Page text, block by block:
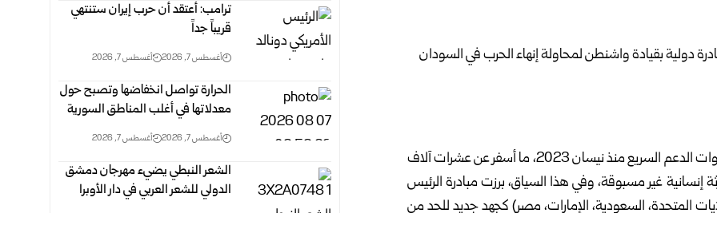
تتصاعد الأزمة في السودان مع استمرار القتال بين الجيش وقوات الدعم السريع منذ نيسان 2023، ما أسفر عن عشرات آلاف
إنسانية غير مسبوقة، وفي هذا السياق، برزت مبادرة الرئيس
المتحدة، السعودية، الإمارات، مصر) كجهد جديد للحد من
ترامب: أعتقد أن حرب إيران ستنتهي
قريباً جداً‏
أغسطس 7, 2026 أغسطس 7, 2026
الحرارة تواصل انخفاضها وتصبح حول
معدلاتها في أغلب المناطق السورية‎ ‎
أغسطس 7, 2026 أغسطس 7, 2026
الشعر النبطي يضيء مهرجان دمشق
الدولي للشعر العربي في دار الأوبرا